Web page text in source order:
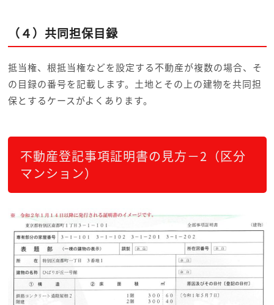
（４）共同担保目録
抵当権、根抵当権などを設定する不動産が複数の場合、そ
の目録の番号を記載します。土地とその上の建物を共同担
保とするケースがよくあります。
不動産登記事項証明書の見方－2（区分
マンション）